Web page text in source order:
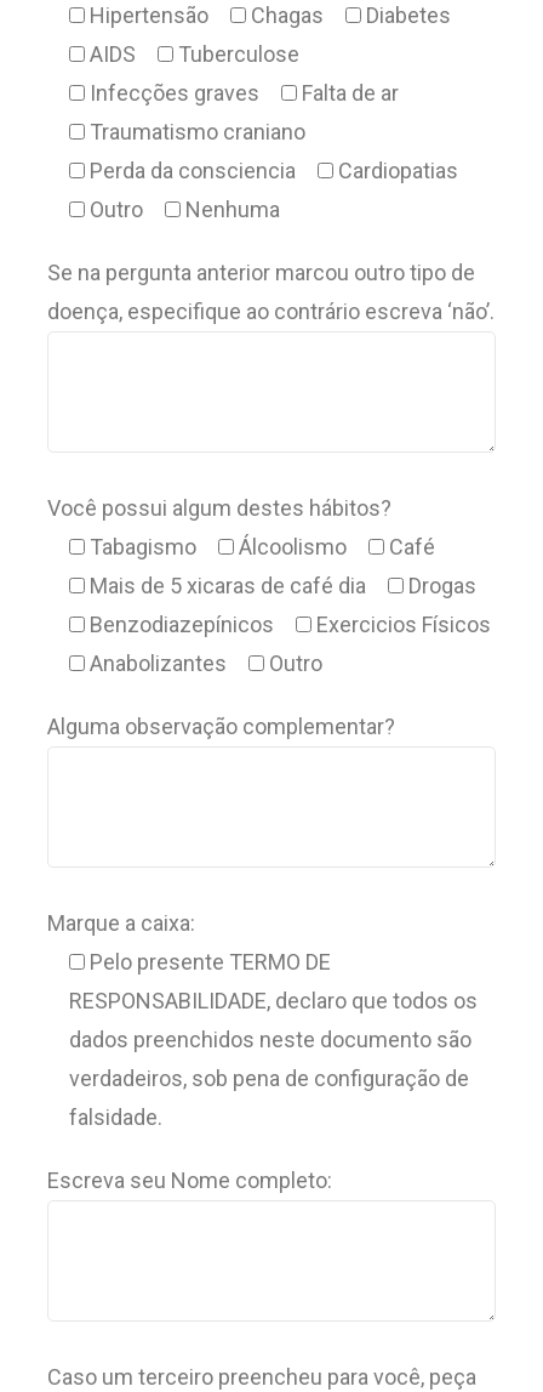
Hipertensão
Chagas
Diabetes
AIDS
Tuberculose
Infecções graves
Falta de ar
Traumatismo craniano
Perda da consciencia
Cardiopatias
Outro
Nenhuma
Se na pergunta anterior marcou outro tipo de
doença, especifique ao contrário escreva ‘não’.
Você possui algum destes hábitos?
Tabagismo
Álcoolismo
Café
Mais de 5 xicaras de café dia
Drogas
Benzodiazepínicos
Exercicios Físicos
Anabolizantes
Outro
Alguma observação complementar?
Marque a caixa:
Pelo presente TERMO DE
RESPONSABILIDADE, declaro que todos os
dados preenchidos neste documento são
verdadeiros, sob pena de configuração de
falsidade.
Escreva seu Nome completo:
Caso um terceiro preencheu para você, peça